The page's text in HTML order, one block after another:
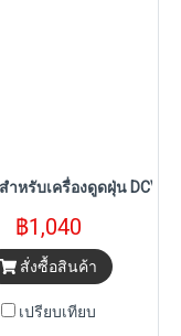
รุ่น DCE510N-B1(ตัวเป
ำหรับเครื่องดูดฝุ่น
฿1,040
สั่งซื้อสินค้า
เปรียบเทียบ